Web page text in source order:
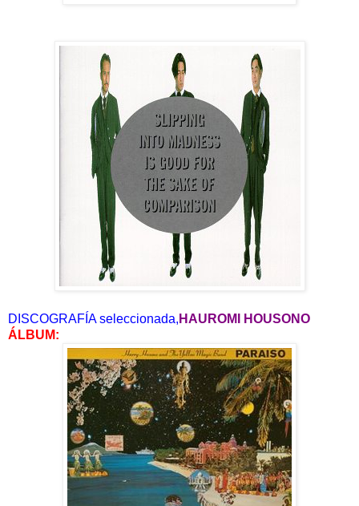
DISCOGRAFÍA seleccionada, HAUROMI HOUSONO
ÁLBUM: